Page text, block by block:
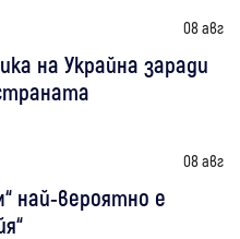
08 авг
на Украйна заради
08 авг
най-вероятно е